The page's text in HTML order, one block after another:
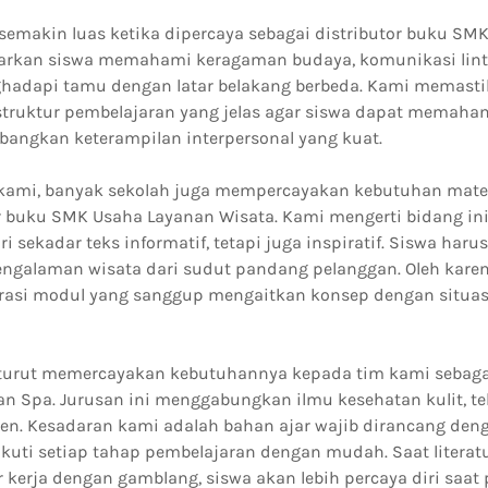
luas ketika dipercaya sebagai distributor buku
siswa memahami keragaman budaya, komunikasi
tamu dengan latar belakang berbeda. Kami
pembelajaran yang jelas agar siswa dapat
keterampilan interpersonal yang kuat.
banyak sekolah juga mempercayakan kebutuhan
SMK Usaha Layanan Wisata. Kami mengerti bidang
sekadar teks informatif, tetapi juga inspiratif. Siswa
wisata dari sudut pandang pelanggan. Oleh
modul yang sanggup mengaitkan konsep dengan
memercayakan kebutuhannya kepada tim kami
Spa. Jurusan ini menggabungkan ilmu kesehatan kulit,
Kesadaran kami adalah bahan ajar wajib dirancang
setiap tahap pembelajaran dengan mudah. Saat
dengan gamblang, siswa akan lebih percaya diri saat